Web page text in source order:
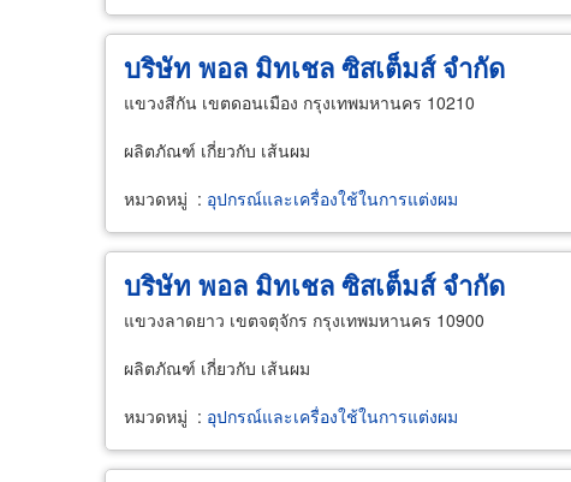
บริษัท พอล มิทเชล ซิสเต็มส์ จำกัด
แขวงสีกัน เขตดอนเมือง กรุงเทพมหานคร 10210
ผลิตภัณฑ์ เกี่ยวกับ เส้นผม
หมวดหมู่ : อุปกรณ์และเครื่องใช้ในการแต่งผม
บริษัท พอล มิทเชล ซิสเต็มส์ จำกัด
แขวงลาดยาว เขตจตุจักร กรุงเทพมหานคร 10900
ผลิตภัณฑ์ เกี่ยวกับ เส้นผม
หมวดหมู่ : อุปกรณ์และเครื่องใช้ในการแต่งผม